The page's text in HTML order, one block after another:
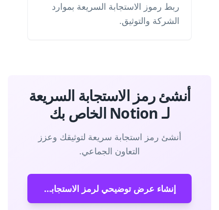
ربط رموز الاستجابة السريعة بموارد
الشركة والتوثيق.
أنشئ رمز الاستجابة السريعة
لـ Notion الخاص بك
أنشئ رمز استجابة سريعة لتوثيقك وعزز
التعاون الجماعي.
إنشاء عرض توضيحي لرمز الاستجابة السريعة